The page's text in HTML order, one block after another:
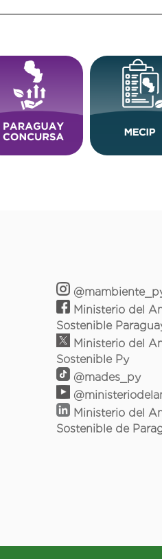
Ministerio del
Sostenible
Ministerio del
Sostenible Py
@mades_py
Ministerio del
Sostenible de